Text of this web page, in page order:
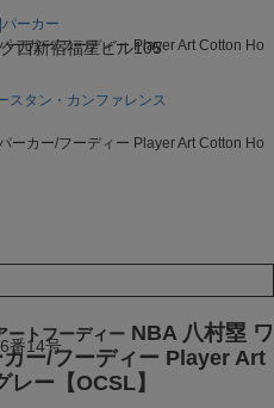
西新宿福星ビル105
番14号
ーカー
ーカー/フーディー Player Art Cotton Ho
スタン・カンファレンス
ーカー/フーディー Player Art Cotton Ho
ートフーディー NBA 八村塁 ワ
ー/フーディー Player Art
ー【OCSL】